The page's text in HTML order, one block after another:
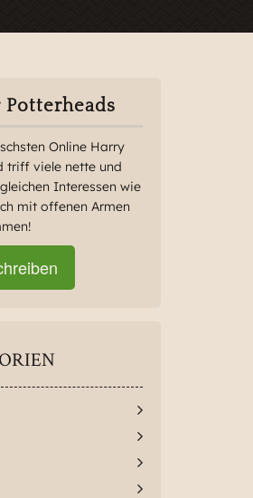
Online Harry
triff viele nette und
Interessen wie
mit offenen Armen